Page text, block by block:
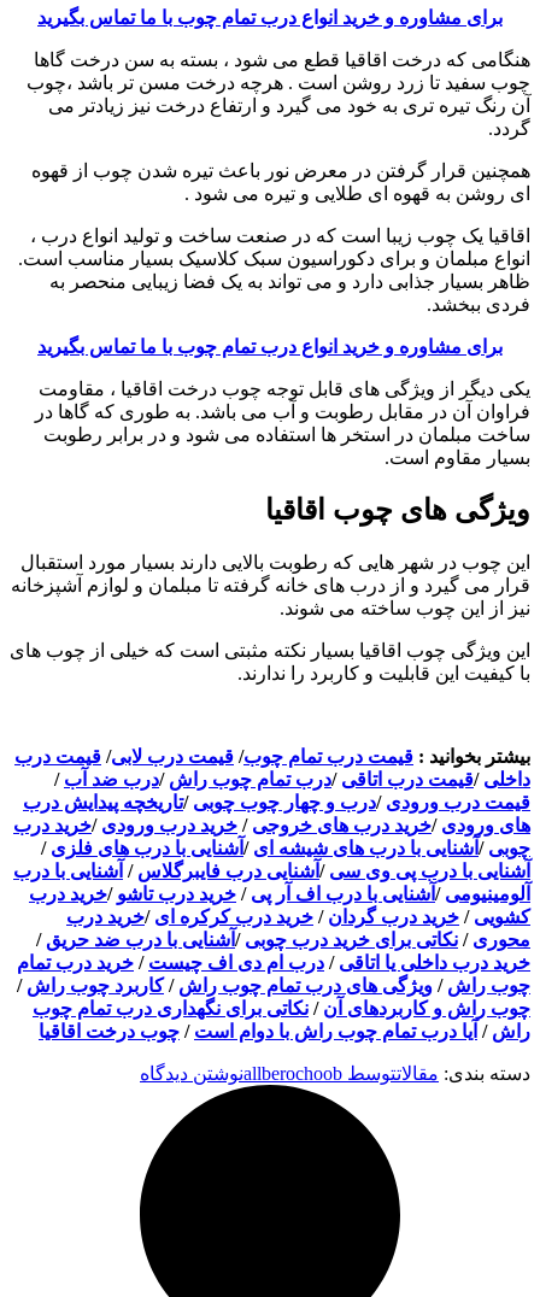
برای مشاوره و خرید انواع درب تمام چوب با ما تماس بگیرید
هنگامی که درخت اقاقیا قطع می شود ، بسته به سن درخت گاها
چوب سفید تا زرد روشن است . هرچه درخت مسن تر باشد ،چوب
آن رنگ تیره تری به خود می گیرد و ارتفاع درخت نیز زیادتر می
گردد.
همچنین قرار گرفتن در معرض نور باعث تیره شدن چوب از قهوه
ای روشن به قهوه ای طلایی و تیره می شود .
اقاقیا یک چوب زیبا است که در صنعت ساخت و تولید انواع درب ،
انواع مبلمان و برای دکوراسیون سبک کلاسیک بسیار مناسب است.
ظاهر بسیار جذابی دارد و می تواند به یک فضا زیبایی منحصر به
فردی ببخشد.
برای مشاوره و خرید انواع درب تمام چوب با ما تماس بگیرید
یکی دیگر از ویژگی های قابل توجه چوب درخت اقاقیا ، مقاومت
فراوان آن در مقابل رطوبت و آب می باشد. به طوری که گاها در
ساخت مبلمان در استخر ها استفاده می شود و در برابر رطوبت
بسیار مقاوم است.
ویژگی های چوب اقاقیا
این چوب در شهر هایی که رطوبت بالایی دارند بسیار مورد استقبال
قرار می گیرد و از درب های خانه گرفته تا مبلمان و لوازم آشپزخانه
نیز از این چوب ساخته می شوند.
این ویژگی چوب اقاقیا بسیار نکته مثبتی است که خیلی از چوب های
با کیفیت این قابلیت و کاربرد را ندارند.
بیشتر بخوانید : قیمت درب تمام چوب/ قیمت درب لابی/ قیمت درب
داخلی /قیمت درب اتاقی /درب تمام چوب راش /درب ضد آب /
قیمت درب ورودی /درب و چهار چوب چوبی /تاریخچه پیدایش درب
های ورودی /خرید درب های خروجی / خرید درب ورودی /خرید درب
چوبی / آشنایی با درب های شیشه ای / آشنایی با درب های فلزی /
آشنایی با درب پی وی سی / آشنایی درب فایبرگلاس / آشنایی با درب
آلومینیومی / آشنایی با درب اف آر پی / خرید درب تاشو /خرید درب
کشویی / خرید درب گردان / خرید درب کرکره ای /خرید درب
محوری / نکاتی برای خرید درب چوبی / آشنایی با درب ضد حریق /
خرید درب داخلی یا اتاقی / درب ام دی اف چیست / خرید درب تمام
چوب راش / ویژگی های درب تمام چوب راش /کاربرد چوب راش /
چوب راش و کاربردهای آن / نکاتی برای نگهداری درب تمام چوب
راش / آیا درب تمام چوب راش با دوام است / چوب درخت اقاقیا
دسته بندی: مقالاتتوسط allberochoobنوشتن دیدگاه